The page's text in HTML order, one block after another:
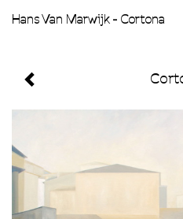
Hans Van Marwijk - Cortona